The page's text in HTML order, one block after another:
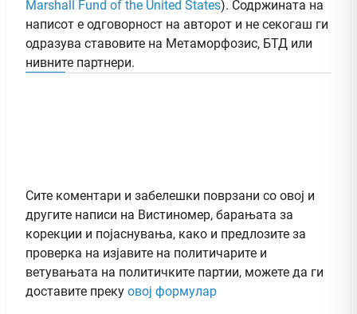
Marshall Fund of the United States). Содржината на
написот е одговорност на авторот и не секогаш ги
одразува ставовите на Метаморфозис, БТД или
нивните партнери.
Сите коментари и забелешки поврзани со овој и
другите написи на Вистиномер, барањата за
корекции и појаснувања, како и предлозите за
проверка на изјавите на политичарите и
ветувањата на политичките партии, можете да ги
доставите преку овој формулар